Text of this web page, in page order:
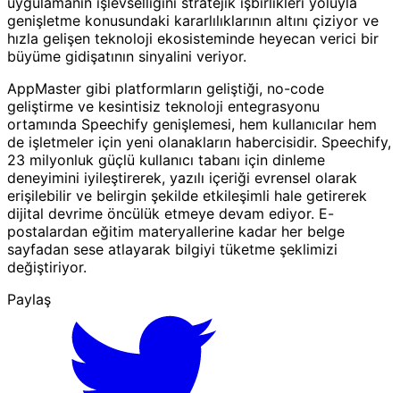
genişletme konusundaki kararlılıklarının altını çiziyor ve
hızla gelişen teknoloji ekosisteminde heyecan verici bir
büyüme gidişatının sinyalini veriyor.
AppMaster gibi platformların geliştiği, no-code
geliştirme ve kesintisiz teknoloji entegrasyonu
ortamında Speechify genişlemesi, hem kullanıcılar hem
de işletmeler için yeni olanakların habercisidir. Speechify,
23 milyonluk güçlü kullanıcı tabanı için dinleme
deneyimini iyileştirerek, yazılı içeriği evrensel olarak
erişilebilir ve belirgin şekilde etkileşimli hale getirerek
dijital devrime öncülük etmeye devam ediyor. E-
postalardan eğitim materyallerine kadar her belge
sayfadan sese atlayarak bilgiyi tüketme şeklimizi
değiştiriyor.
Paylaş